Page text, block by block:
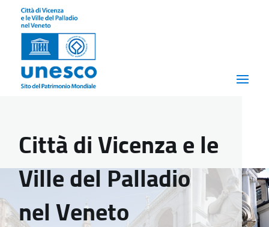
Città di Vicenza e le
Ville del Palladio
nel Veneto